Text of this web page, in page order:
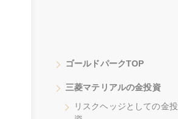
ゴールドパークTOP
三菱マテリアルの金投資
リスクヘッジとしての金投